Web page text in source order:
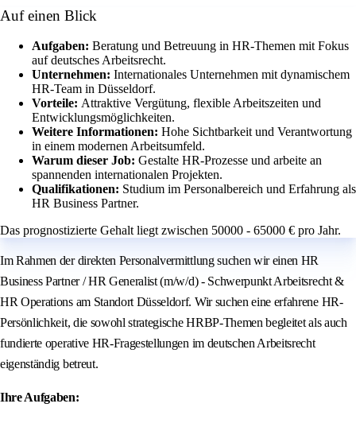
Auf einen Blick
Aufgaben: Beratung und Betreuung in HR-Themen mit Fokus
auf deutsches Arbeitsrecht.
Unternehmen: Internationales Unternehmen mit dynamischem
HR-Team in Düsseldorf.
Vorteile: Attraktive Vergütung, flexible Arbeitszeiten und
Entwicklungsmöglichkeiten.
Weitere Informationen: Hohe Sichtbarkeit und Verantwortung
in einem modernen Arbeitsumfeld.
Warum dieser Job: Gestalte HR-Prozesse und arbeite an
spannenden internationalen Projekten.
Qualifikationen: Studium im Personalbereich und Erfahrung als
HR Business Partner.
Das prognostizierte Gehalt liegt zwischen 50000 - 65000 € pro Jahr.
Im Rahmen der direkten Personalvermittlung suchen wir einen HR
Business Partner / HR Generalist (m/w/d) - Schwerpunkt Arbeitsrecht &
HR Operations am Standort Düsseldorf. Wir suchen eine erfahrene HR-
Persönlichkeit, die sowohl strategische HRBP-Themen begleitet als auch
fundierte operative HR-Fragestellungen im deutschen Arbeitsrecht
eigenständig betreut.
Ihre Aufgaben: